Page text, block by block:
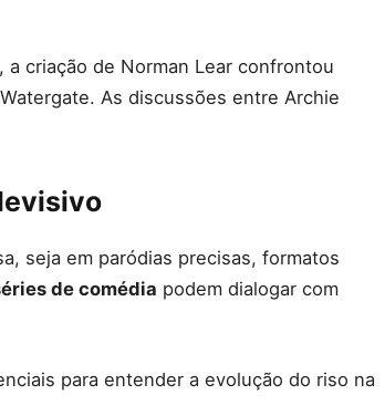
criação de Norman Lear confrontou
As discussões entre Archie
seja em paródias precisas, formatos
de comédia podem dialogar com
para entender a evolução do riso na